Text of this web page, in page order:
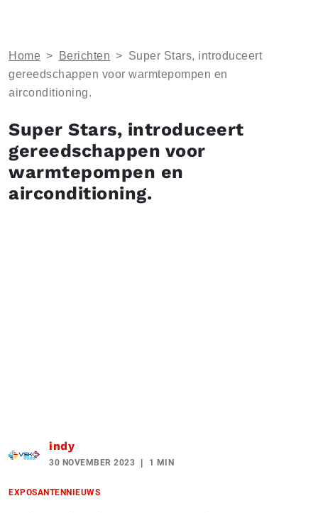
Home > Berichten > Super Stars, introduceert
gereedschappen voor warmtepompen en
airconditioning.
Super Stars, introduceert
gereedschappen voor
warmtepompen en
airconditioning.
indy
30 NOVEMBER 2023 1 MIN
EXPOSANTENNIEUWS